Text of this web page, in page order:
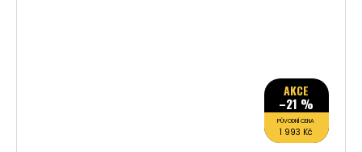
AKCE
–21 %
PŮVODNÍ CENA
1 993 Kč